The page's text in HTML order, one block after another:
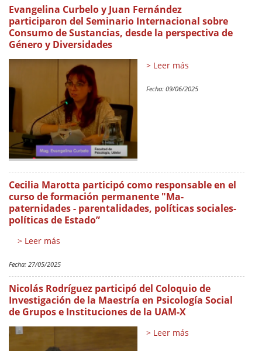
Evangelina Curbelo y Juan Fernández
participaron del Seminario Internacional sobre
Consumo de Sustancias, desde la perspectiva de
Género y Diversidades
> Leer más
Fecha: 09/06/2025
Cecilia Marotta participó como responsable en el
curso de formación permanente "Ma-
paternidades - parentalidades, políticas sociales-
políticas de Estado”
> Leer más
Fecha: 27/05/2025
Nicolás Rodríguez participó del Coloquio de
Investigación de la Maestría en Psicología Social
de Grupos e Instituciones de la UAM-X
> Leer más